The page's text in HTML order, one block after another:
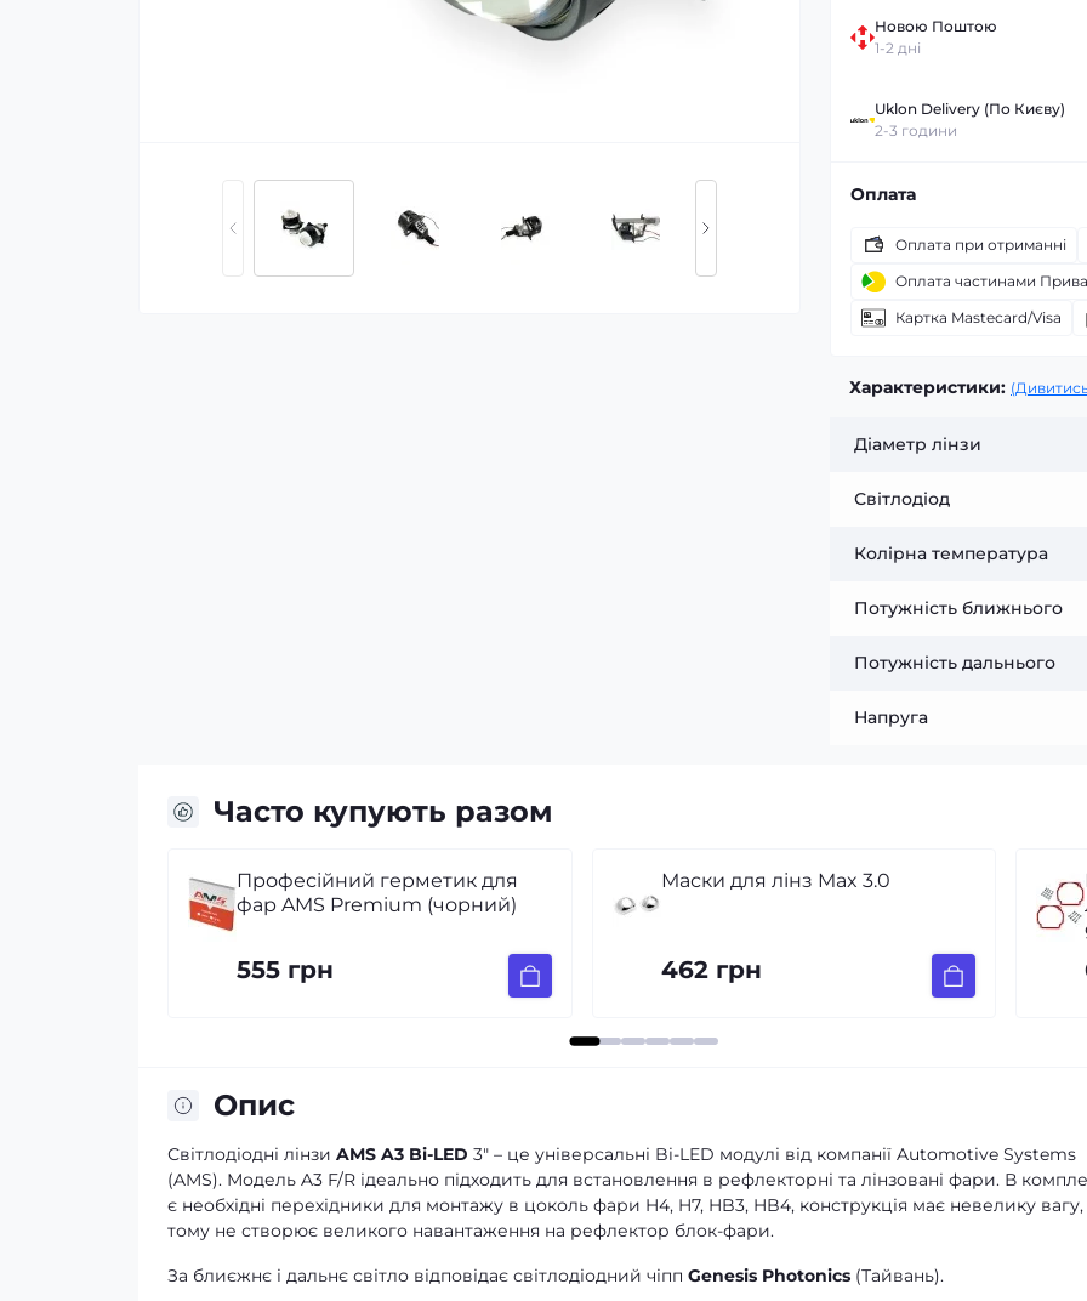
Новою Поштою
1-2 дні
Uklon Delivery (По Києву)
2-3 години
Оплата
Оплата при отриманні
Оплата частинами
Картка Mastecard/Visa
Характеристики:
Діаметр лінзи
Світлодіод
Колірна температура
Потужність ближнього
Потужність дальнього
Напруга
Часто купують разом
Маски для лінз Max 3.0
462 грн
Перехідні рамки для заміни
699 грн
Опис
Світлодіодні лінзи AMS A3 Bi-LED 3" – це універсальні Bi-LED модулі від компанії Automotive Systems
(AMS). Модель A3 F/R ідеально підходить для встановлення в рефлекторні та лінзовані фари. В
є необхідні перехідники для монтажу в цоколь фари H4, H7, HB3, HB4, конструкція має невелику вагу,
тому не створює великого навантаження на рефлектор блок-фари.
За блиєжнє і дальнє світло відповідає світлодіодний чіпп Genesis Photonics (Тайвань).